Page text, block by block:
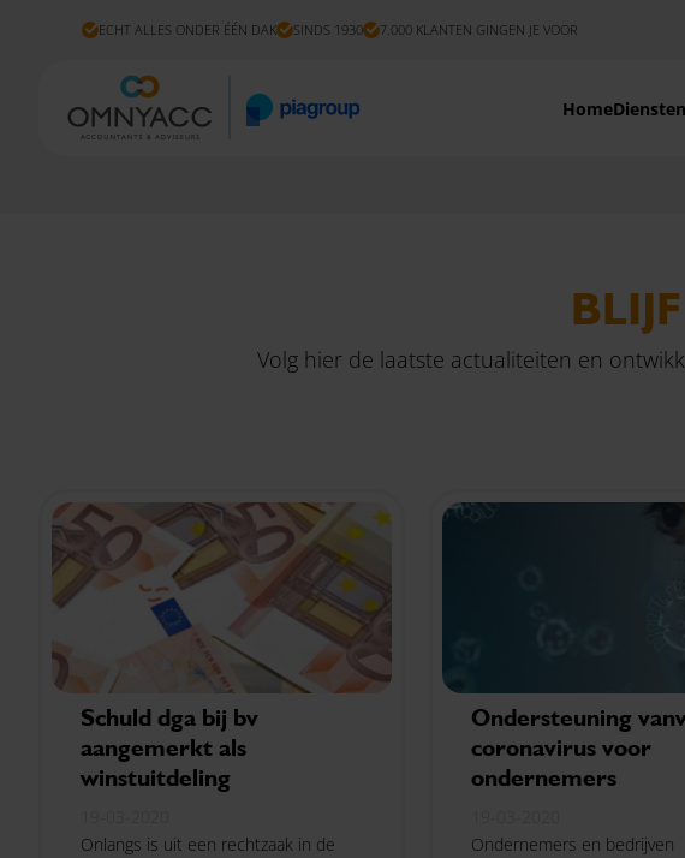
ECHT ALLES ONDER ÉÉN DAK SINDS 1930 7.000 KLANTEN GINGEN JE VOOR
Home
Volg hier de laatste actualiteiten en
Schuld dga bij bv
aangemerkt als
winstuitdeling
Onlangs is uit een rechtzaak in de
Ondersteuning
coronavirus voor
ondernemers
Ondernemers en bedrijven